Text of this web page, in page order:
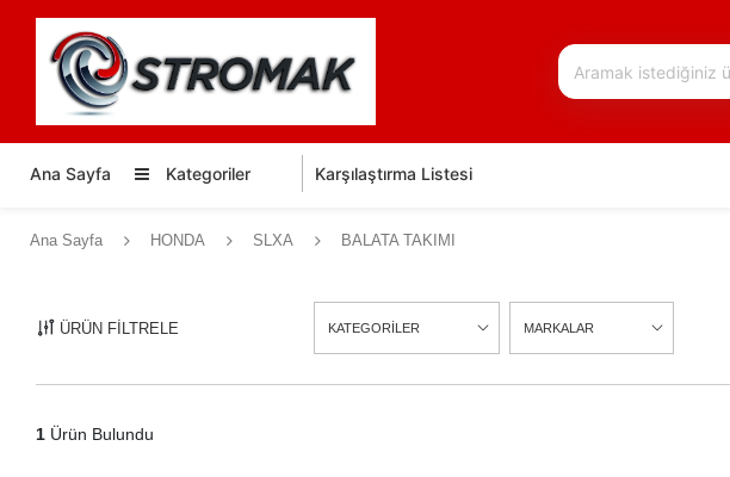
Ana Sayfa Kategoriler Karşılaştırma Listesi
Ana Sayfa HONDA SLXA BALATA TAKIMI
ÜRÜN FİLTRELE KATEGORİLER MARKALAR
1 Ürün Bulundu